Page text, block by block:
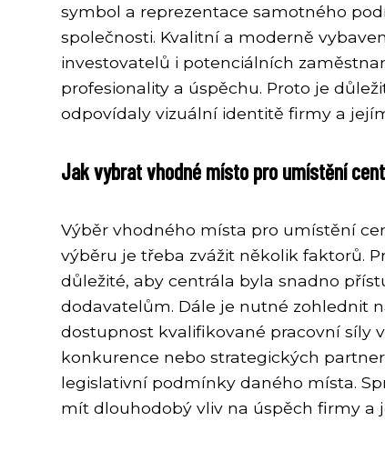
symbol a reprezentace samotného
společnosti. Kvalitní a moderně
investovatelů i potenciálních
profesionality a úspěchu. Proto je
odpovídaly vizuální identitě firmy a
Jak vybrat vhodné místo pro umístění
Výběr vhodného místa pro umístění
výběru je třeba zvážit několik faktorů.
důležité, aby centrála byla snadno
dodavatelům. Dále je nutné zohlednit
dostupnost kvalifikované pracovní síly
konkurence nebo strategických
legislativní podmínky daného místa.
mít dlouhodobý vliv na úspěch firmy a